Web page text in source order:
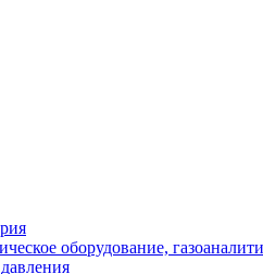
оборудование,